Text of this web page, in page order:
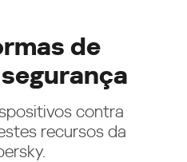
de
contra
recursos da